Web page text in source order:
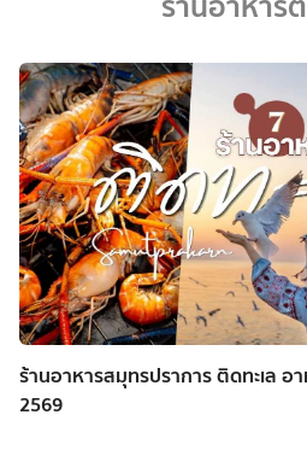
ร้านอาหารสมุทรปราการ ติดทะเล อ
2569